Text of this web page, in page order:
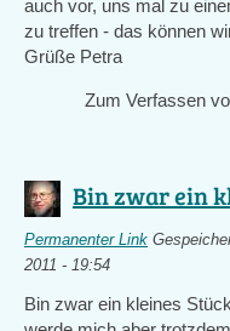
auch vor, uns mal zu
zu treffen - das können
Grüße Petra
Zum Verfassen
Bin zwar ein
Permanenter Link
2011 - 19:54
Bin zwar ein kleines